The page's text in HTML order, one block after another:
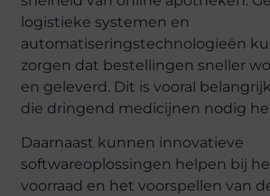
logistieke systemen en
automatiseringstechnologieën
zorgen dat bestellingen sneller
en geleverd. Dit is vooral
die dringend medicijnen nodig
Daarnaast kunnen innovatieve
softwareoplossingen helpen bij
voorraad en het voorspellen van